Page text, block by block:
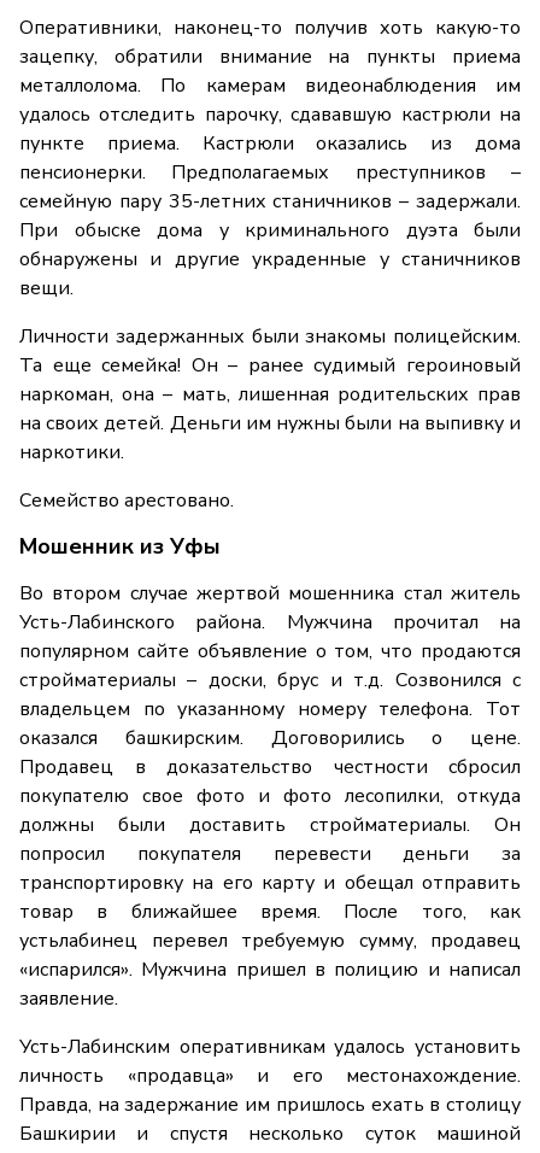
Оперативники, наконец-то получив хоть какую-то
зацепку, обратили внимание на пункты приема
металлолома. По камерам видеонаблюдения им
удалось отследить парочку, сдававшую кастрюли на
пункте приема. Кастрюли оказались из дома
пенсионерки. Предполагаемых преступников –
семейную пару 35-летних станичников – задержали.
При обыске дома у криминального дуэта были
обнаружены и другие украденные у станичников
вещи.
Личности задержанных были знакомы полицейским.
Та еще семейка! Он – ранее судимый героиновый
наркоман, она – мать, лишенная родительских прав
на своих детей. Деньги им нужны были на выпивку и
наркотики.
Семейство арестовано.
Мошенник из Уфы
Во втором случае жертвой мошенника стал житель
Усть-Лабинского района. Мужчина прочитал на
популярном сайте объявление о том, что продаются
стройматериалы – доски, брус и т.д. Созвонился с
владельцем по указанному номеру телефона. Тот
оказался башкирским. Договорились о цене.
Продавец в доказательство честности сбросил
покупателю свое фото и фото лесопилки, откуда
должны были доставить стройматериалы. Он
попросил покупателя перевести деньги за
транспортировку на его карту и обещал отправить
товар в ближайшее время. После того, как
устьлабинец перевел требуемую сумму, продавец
«испарился». Мужчина пришел в полицию и написал
заявление.
Усть-Лабинским оперативникам удалось установить
личность «продавца» и его местонахождение.
Правда, на задержание им пришлось ехать в столицу
Башкирии и спустя несколько суток машиной